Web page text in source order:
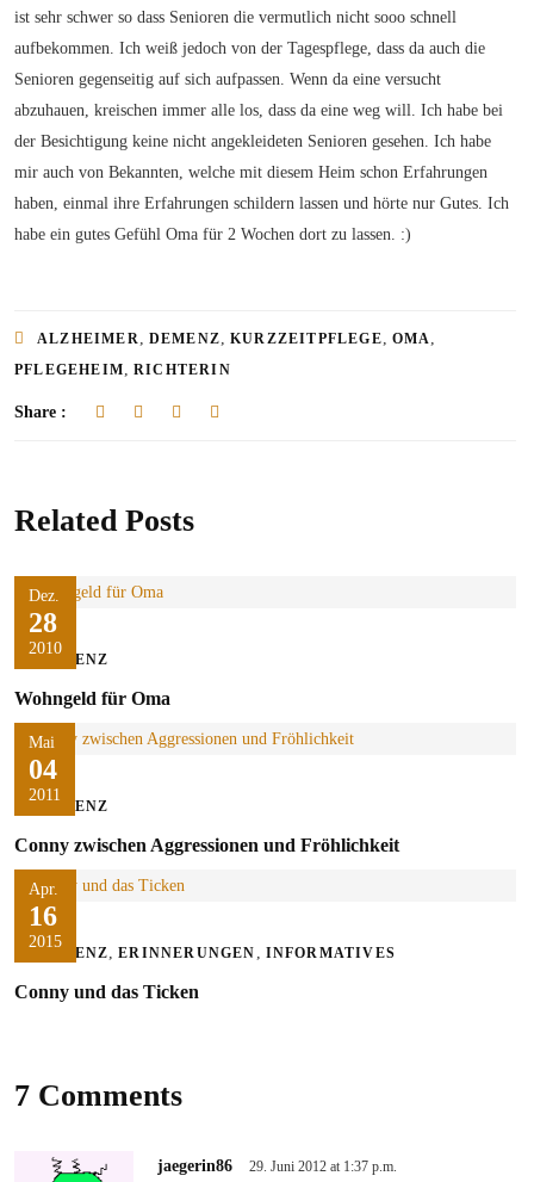
ist sehr schwer so dass Senioren die vermutlich nicht sooo schnell
aufbekommen. Ich weiß jedoch von der Tagespflege, dass da auch die
Senioren gegenseitig auf sich aufpassen. Wenn da eine versucht
abzuhauen, kreischen immer alle los, dass da eine weg will. Ich habe bei
der Besichtigung keine nicht angekleideten Senioren gesehen. Ich habe
mir auch von Bekannten, welche mit diesem Heim schon Erfahrungen
haben, einmal ihre Erfahrungen schildern lassen und hörte nur Gutes. Ich
habe ein gutes Gefühl Oma für 2 Wochen dort zu lassen. :)
ALZHEIMER, DEMENZ,KURZZEITPFLEGE, OMA,
PFLEGEHEIM, RICHTERIN
Share :
Related Posts
Dez.
28
2010
DEMENZ
Wohngeld für Oma
Mai
04
2011
DEMENZ
Conny zwischen Aggressionen und Fröhlichkeit
Apr.
16
2015
DEMENZ ,ERINNERUNGEN INFORMATIVES
Conny und das Ticken
7 Comments
jaegerin86 29. Juni 2012 at 1:37 p.m.